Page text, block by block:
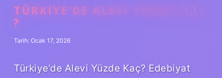
TÜRKIYE’DE ALEVI YÜZDE KAÇ
?
Tarih: Ocak 17, 2026
Türkiye’de Alevi Yüzde Kaç? Edebiyat